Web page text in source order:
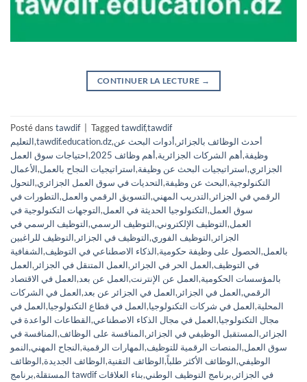
CONTINUER LA LECTURE →
Posté dans tawdif Taggedtawdif,tawdif
التعليم,tawdif.education.dz, أحدث الوظائف بالجزائر ,أدوات البحث عن
وظيفة,أهم الشركات الجزائرية,أهم وظائف 2025 ,احتياجات سوق العمل
الجزائري,استراتيجيات البحث عن وظيفة,استراتيجيات النجاح بالعمل,الأعمال
التكنولوجية,البحث عن وظيفة,التحديات في سوق العمل الجزائري,التحول
الرقمي في الجزائر ,التدريب المهني,التسويق الرقمي والعمل,التطورات في
سوق العمل,التكنولوجيا الحديثة في العمل,التوجهات التكنولوجية في
العمل,التوظيف الإلكتروني,التوظيف الرسمي,التوظيف الرسمي في
الجزائر ,التوظيف الفوري,التوظيف في الجزائر ,التوظيف للراغبين
بالعمل,الحصول على وظيفة حكومية,الذكاء الاصطناعي في التوظيف,الشفافية
في التوظيف,العمل الحر في الجزائر ,العمل المتنقل في الجزائر ,العمل
بالمؤسسات الحكومية,العمل عن الإنترنت,العمل عن بعد,العمل في الاقتصاد
الرقمي,العمل في الجزائر ,العمل في الجزائر عن بعد,العمل في الشركات
المحلية,العمل في شركات التكنولوجيا,العمل في قطاع التكنولوجيا,العمل في
مجال التكنولوجيا,العمل في مجال الذكاء الاصطناعي,القطاعات الواعدة في
الجزائر ,المستقبل الوظيفي في الجزائر ,المنافسة على الوظائف,المنافسة في
سوق العمل,المنصات الرقمية للتوظيف,المهارات الرقمية,النجاح المهني,النمو
الوظيفي,الوظائف الأكثر طلباً,الوظائف التقنية,الوظائف الجديدة,الوظائف
المستقلة, برنامج tawdif في الجزائر ,برنامج التوظيف الوطني,بناء العلاقات